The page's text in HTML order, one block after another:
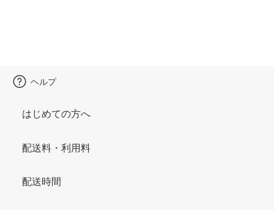
ヘルプ
はじめての方へ
配送料・利用料
配送時間